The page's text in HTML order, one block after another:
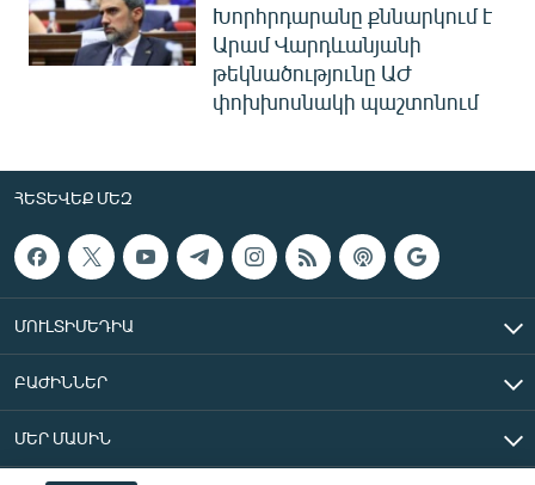
Խորհրդարանը քննարկում է
Արամ Վարդևանյանի
թեկնածությունը ԱԺ
փոխխոսնակի պաշտոնում
ՀԵՏԵՎԵՔ ՄԵԶ
ՄՈՒԼՏԻՄԵԴԻԱ
ԲԱԺԻՆՆԵՐ
ՄԵՐ ՄԱՍԻՆ